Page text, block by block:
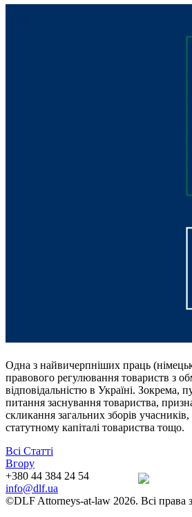
Одна з найвичерпніших праць
правового регулювання товариств з
відповідальністю в Україні. Зокрема,
питання заснування товариства,
скликання загальних зборів
статутному капіталі товариства тощо.
Всі Статті
Вгору
+380 44 384 24 54
info@dlf.ua
©DLF Attorneys-at-law 2026. Всі права